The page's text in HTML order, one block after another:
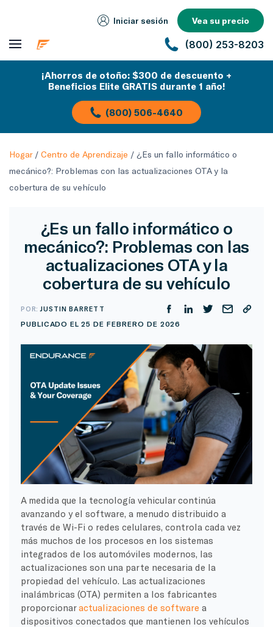
Iniciar sesión Vea su precio
(800) 253-8203
¡Ahorros de otoño: $300 de descuento +
Beneficios Elite GRATIS durante 1 año!
(800) 506-4640
Hogar/ Centro de Aprendizaje / ¿Es un fallo informático o
mecánico?: Problemas con las actualizaciones OTA y la
cobertura de su vehículo
¿Es un fallo informático o
mecánico?: Problemas con las
actualizaciones OTA y la
cobertura de su vehículo
POR:JUSTIN BARRETT
PUBLICADO EL 25 DE FEBRERO DE 2026
A medida que la tecnología vehicular continúa
avanzando y el software, a menudo distribuido a
través de Wi-Fi o redes celulares, controla cada vez
más muchos de los procesos en los sistemas
integrados de los automóviles modernos, las
actualizaciones son una parte necesaria de la
propiedad del vehículo. Las actualizaciones
inalámbricas (OTA) permiten a los fabricantes
proporcionaractualizaciones de software a
dispositivos conectados que mantienen los vehículos